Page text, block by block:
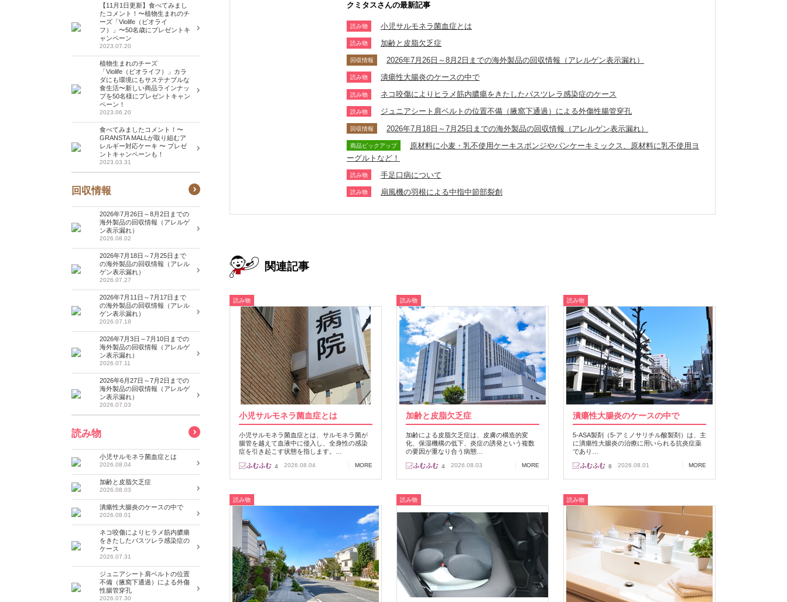
クミタスさんの最新記事
読み物 小児サルモネラ菌血症とは
読み物 加齢と皮脂欠乏症
回収情報 2026年7月26日～8月2日までの海外製品の回収情報（アレルゲン表示漏れ）
読み物 潰瘍性大腸炎のケースの中で
読み物 ネコ咬傷によりヒラメ筋内膿瘍をきたしたパスツレラ感染症のケース
読み物 ジュニアシート肩ベルトの位置不備（腋窩下通過）による外傷性腸管穿孔
回収情報 2026年7月18日～7月25日までの海外製品の回収情報（アレルゲン表示漏れ）
商品ピックアップ
原材料に小麦・乳不使用ケーキスポンジやパンケーキミックス、原材料に乳不使用ヨ
ーグルトなど！
読み物 手足口病について
読み物 扇風機の羽根による中指中節部裂創
関連記事
読み物
小児サルモネラ菌血症とは
小児サルモネラ菌血症とは、サルモネラ菌が
腸管を越えて血液中に侵入し、全身性の感染
症を引き起こす状態を指します。…
4 2026.08.04 MORE
読み物
加齢と皮脂欠乏症
加齢による皮脂欠乏症は、皮膚の構造的変
化、保湿機構の低下、炎症の誘発という複数
の要因が重なり合う病態…
4 2026.08.03 MORE
読み物
潰瘍性大腸炎のケースの中で
5-ASA製剤（5-アミノサリチル酸製剤）は、主
に潰瘍性大腸炎の治療に用いられる抗炎症薬
であり…
8 2026.08.01 MORE
読み物 読み物 読み物
【11月1日更新】食べてみまし
たコメント！〜植物生まれのチ
ーズ「Violife（ビオライ
フ）」〜50名歳にプレゼントキ
ャンペーン
2023.07.20
植物生まれのチーズ
「Violife（ビオライフ）」カラ
ダにも環境にもサステナブルな
食生活〜新しい商品ラインナッ
プを50名様にプレゼントキャン
ペーン！
2023.06.20
食べてみましたコメント！〜
GRANSTA MALLが取り組むア
レルギー対応ケーキ 〜 プレゼ
ントキャンペーンも！
2023.03.31
回収情報
2026年7月26日～8月2日までの
海外製品の回収情報（アレルゲ
ン表示漏れ）
2026.08.02
2026年7月18日～7月25日まで
の海外製品の回収情報（アレル
ゲン表示漏れ）
2026.07.27
2026年7月11日～7月17日まで
の海外製品の回収情報（アレル
ゲン表示漏れ）
2026.07.18
2026年7月3日～7月10日までの
海外製品の回収情報（アレルゲ
ン表示漏れ）
2026.07.11
2026年6月27日～7月2日までの
海外製品の回収情報（アレルゲ
ン表示漏れ）
2026.07.03
読み物
小児サルモネラ菌血症とは
2026.08.04
加齢と皮脂欠乏症
2026.08.03
潰瘍性大腸炎のケースの中で
2026.08.01
ネコ咬傷によりヒラメ筋内膿瘍
をきたしたパスツレラ感染症の
ケース
2026.07.31
ジュニアシート肩ベルトの位置
不備（腋窩下通過）による外傷
性腸管穿孔
2026.07.30